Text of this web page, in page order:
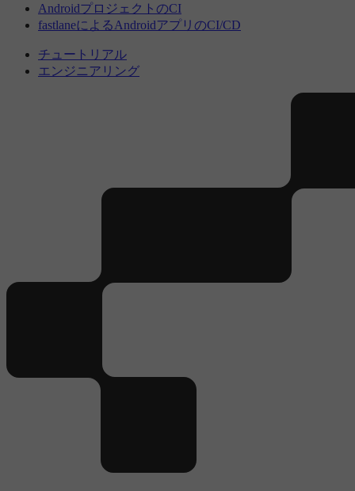
AndroidプロジェクトのCI
fastlaneによるAndroidアプリのCI/CD
チュートリアル
エンジニアリング